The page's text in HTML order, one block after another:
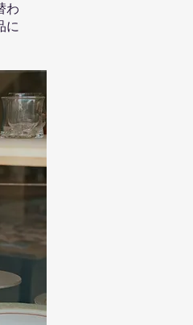
わ
に